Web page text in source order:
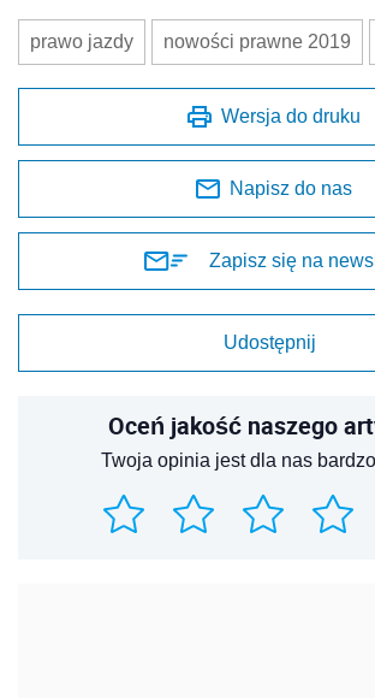
prawo jazdy nowości prawne 2019
Wersja do druku
Napisz do nas
Zapisz się na
Udostępnij
Oceń jakość naszego
Twoja opinia jest dla nas